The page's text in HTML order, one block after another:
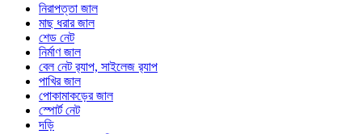
নিরাপত্তা জাল
মাছ ধরার জাল
শেড নেট
নির্মাণ জাল
বেল নেট র‍্যাপ, সাইলেজ র‍্যাপ
পাখির জাল
পোকামাকড়ের জাল
স্পোর্ট নেট
দড়ি